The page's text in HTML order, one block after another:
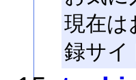
現在は
録サイ